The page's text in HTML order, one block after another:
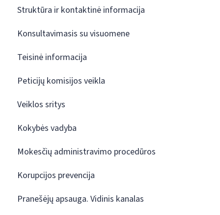
Struktūra ir kontaktinė informacija
Konsultavimasis su visuomene
Teisinė informacija
Peticijų komisijos veikla
Veiklos sritys
Kokybės vadyba
Mokesčių administravimo procedūros
Korupcijos prevencija
Pranešėjų apsauga. Vidinis kanalas